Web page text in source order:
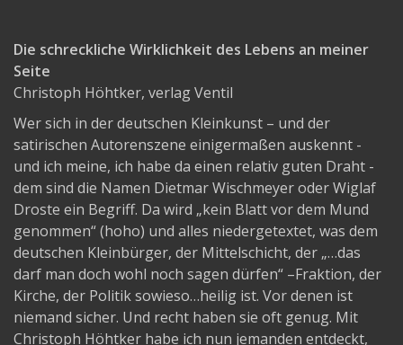
Die schreckliche Wirklichkeit des Lebens an meiner
Seite
Christoph Höhtker, verlag Ventil
Wer sich in der deutschen Kleinkunst – und der
satirischen Autorenszene einigermaßen auskennt -
und ich meine, ich habe da einen relativ guten Draht -
dem sind die Namen Dietmar Wischmeyer oder Wiglaf
Droste ein Begriff. Da wird „kein Blatt vor dem Mund
genommen“ (hoho) und alles niedergetextet, was dem
deutschen Kleinbürger, der Mittelschicht, der „…das
darf man doch wohl noch sagen dürfen“ –Fraktion, der
Kirche, der Politik sowieso…heilig ist. Vor denen ist
niemand sicher. Und recht haben sie oft genug. Mit
Christoph Höhtker habe ich nun jemanden entdeckt,